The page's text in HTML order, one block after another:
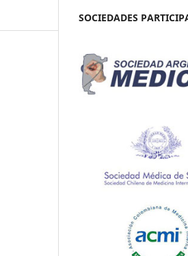
SOCIEDADES